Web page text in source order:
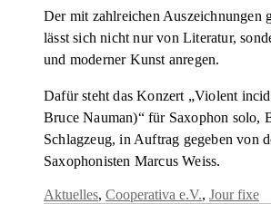
Der mit zahlreichen Auszeichnungen
lässt sich nicht nur von Literatur,
und moderner Kunst anregen.
Dafür steht das Konzert „Violent
Bruce Nauman)“ für Saxophon solo,
Schlagzeug, in Auftrag gegeben von
Saxophonisten Marcus Weiss.
Aktuelles, Cooperativa e.V., Jour fixe